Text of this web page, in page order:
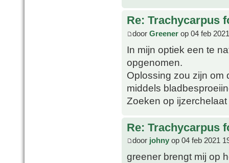
Re: Trachycarpus
door Greener op 04 feb
In mijn optiek een te
opgenomen.
Oplossing zou zijn om
middels
Zoeken op
Re: Trachycarpus
door johny op 04 feb 2021
greener brengt mij op